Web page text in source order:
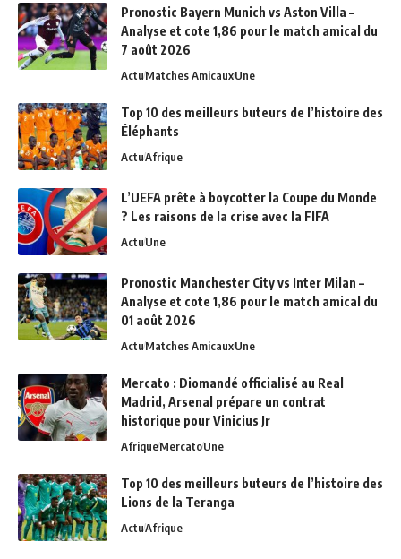
Pronostic Bayern Munich vs Aston Villa –
Analyse et cote 1,86 pour le match amical du
7 août 2026
ActuMatches AmicauxUne
Top 10 des meilleurs buteurs de l’histoire des
Éléphants
ActuAfrique
L’UEFA prête à boycotter la Coupe du Monde
? Les raisons de la crise avec la FIFA
ActuUne
Pronostic Manchester City vs Inter Milan –
Analyse et cote 1,86 pour le match amical du
01 août 2026
ActuMatches AmicauxUne
Mercato : Diomandé officialisé au Real
Madrid, Arsenal prépare un contrat
historique pour Vinicius Jr
AfriqueMercatoUne
Top 10 des meilleurs buteurs de l’histoire des
Lions de la Teranga
ActuAfrique